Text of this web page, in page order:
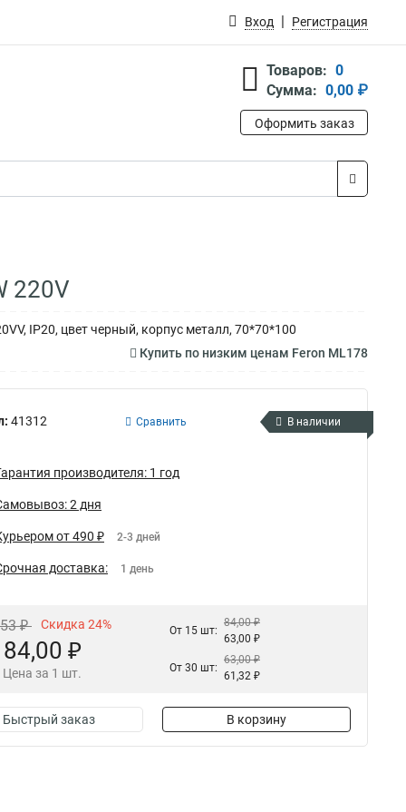
Вход Регистрация
Товаров: 0
Сумма: 0,00 ₽
Оформить заказ
220V
IP20, цвет черный, корпус металл, 70*70*100
Купить по низким ценам Feron ML178
41312 Сравнить В наличии
производителя: 1 год
2 дня
от 490 ₽ 2-3 дней
доставка: 1 день
₽ Скидка 24%
84,00 ₽
Цена за 1 шт.
От 15 шт:
84,00 ₽
63,00 ₽
От 30 шт:
63,00 ₽
61,32 ₽
Быстрый заказ В корзину